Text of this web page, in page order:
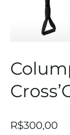
R$300,00